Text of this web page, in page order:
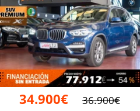
34.900€ 36.900€